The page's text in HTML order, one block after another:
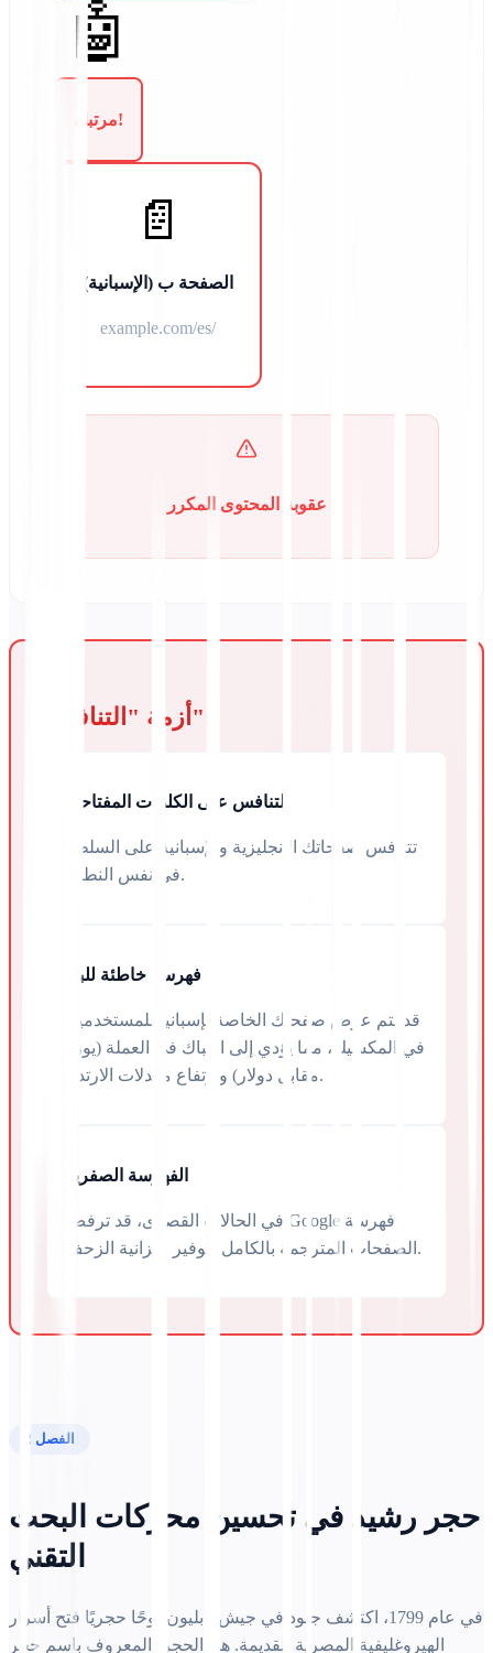
🤖
مرتبك!
📄
الصفحة ب (الإسبانية)
example.com/es/
عقوبة المحتوى المكرر
أزمة "التنافس":
التنافس على الكلمات المفتاحية
تتنافس صفحاتك الإنجليزية والإسبانية على السلطة
في نفس النطاق.
فهرسة خاطئة للبلد
قد يتم عرض صفحتك الخاصة بإسبانيا للمستخدمين
في المكسيك، مما يؤدي إلى ارتباك في العملة (يورو
مقابل دولار) وارتفاع معدلات الارتداد.
الفهرسة الصفرية
في الحالات القصوى، قد ترفض Google فهرسة
الصفحات المترجمة بالكامل لتوفير ميزانية الزحف.
الفصل 2
حجر رشيد في تحسين محركات البحث
التقني
في عام 1799، اكتشف جنود في جيش نابليون لوحًا حجريًا فتح أسرار
الهيروغليفية المصرية القديمة. هذا الحجر، المعروف باسم حجر